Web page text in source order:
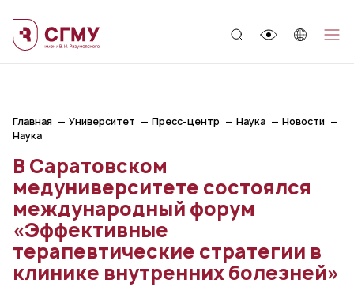
Главная Университет Пресс-центр Наука
Новости
Наука
В Саратовском
медуниверситете состоялся
международный форум
«Эффективные
терапевтические стратегии в
клинике внутренних болезней»